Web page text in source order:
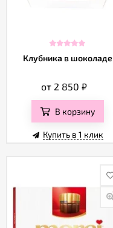
Клубника в шоколаде
от 2 850₽
В корзину
Купить в 1 клик